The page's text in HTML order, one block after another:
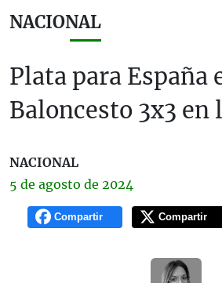
NACIONAL
Plata para España
Baloncesto 3x3 en
NACIONAL
5 de agosto de 2024
Compartir Compartir